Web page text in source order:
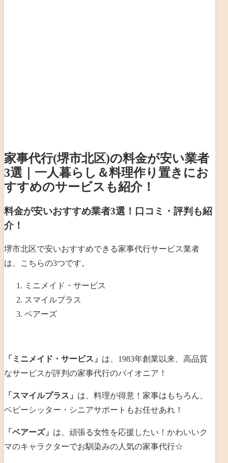
家事代行(堺市北区)の料金が安い業者
3選｜一人暮らし＆料理作り置きにお
すすめのサービスも紹介！
料金が安いおすすめ業者3選！口コミ・評判も紹
介！
堺市北区で安いおすすめできる家事代行サービス業者
は、こちらの3つです。
ミニメイド・サービス
スマイルプラス
ベアーズ
「ミニメイド・サービス」 は、1983年創業以来、高品質
なサービスが評判の家事代行のパイオニア！
「スマイルプラス」 は、料理が得意！家事はもちろん、
ベビーシッター・シニアサポートもお任せあれ！
「ベアーズ」 は、頑張る女性を応援したい！かわいいク
マのキャラクターでお馴染みの人気の家事代行☆